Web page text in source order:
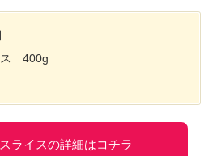
ス 400g
ライスの詳細はコチラ